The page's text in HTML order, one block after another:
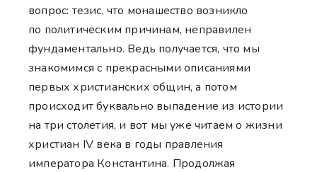
вопрос: тезис, что монашество возникло
по политическим причинам, неправилен
фундаментально. Ведь получается, что мы
знакомимся с прекрасными описаниями
первых христианских общин, а потом
происходит буквально выпадение из истории
на три столетия, и вот мы уже читаем о жизни
христиан IV века в годы правления
императора Константина. Продолжая